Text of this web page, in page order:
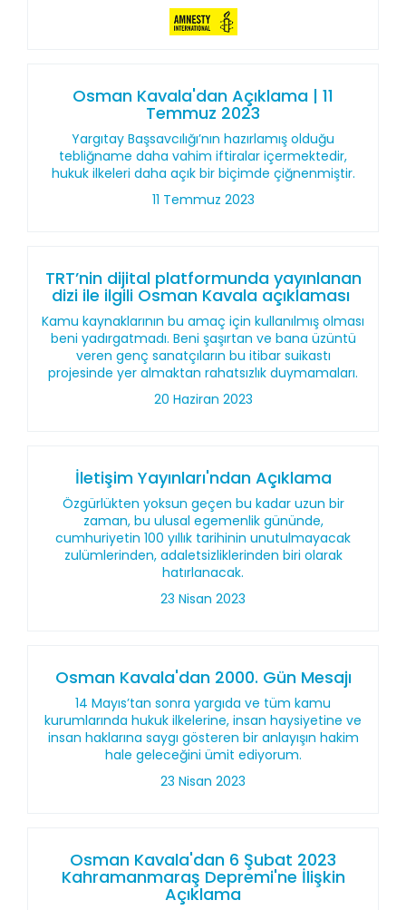
Osman Kavala'dan Açıklama | 11
Temmuz 2023
Yargıtay Başsavcılığı’nın hazırlamış olduğu
tebliğname daha vahim iftiralar içermektedir,
hukuk ilkeleri daha açık bir biçimde çiğnenmiştir.
11 Temmuz 2023
TRT’nin dijital platformunda yayınlanan
dizi ile ilgili Osman Kavala açıklaması
Kamu kaynaklarının bu amaç için kullanılmış olması
beni yadırgatmadı. Beni şaşırtan ve bana üzüntü
veren genç sanatçıların bu itibar suikastı
projesinde yer almaktan rahatsızlık duymamaları.
20 Haziran 2023
İletişim Yayınları'ndan Açıklama
Özgürlükten yoksun geçen bu kadar uzun bir
zaman, bu ulusal egemenlik gününde,
cumhuriyetin 100 yıllık tarihinin unutulmayacak
zulümlerinden, adaletsizliklerinden biri olarak
hatırlanacak.
23 Nisan 2023
Osman Kavala'dan 2000. Gün Mesajı
14 Mayıs’tan sonra yargıda ve tüm kamu
kurumlarında hukuk ilkelerine, insan haysiyetine ve
insan haklarına saygı gösteren bir anlayışın hakim
hale geleceğini ümit ediyorum.
23 Nisan 2023
Osman Kavala'dan 6 Şubat 2023
Kahramanmaraş Depremi'ne İlişkin
Açıklama